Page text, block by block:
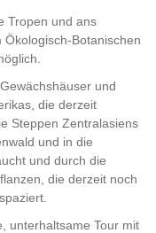
Tropen und ans
Ökologisch-Botanischen
und
die derzeit
Steppen Zentralasiens
und in die
und durch die
die derzeit noch
unterhaltsame Tour mit